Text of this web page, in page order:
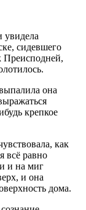
увидела
сидевшего
она
крепкое
как
всё равно
и на миг
и она
дома.